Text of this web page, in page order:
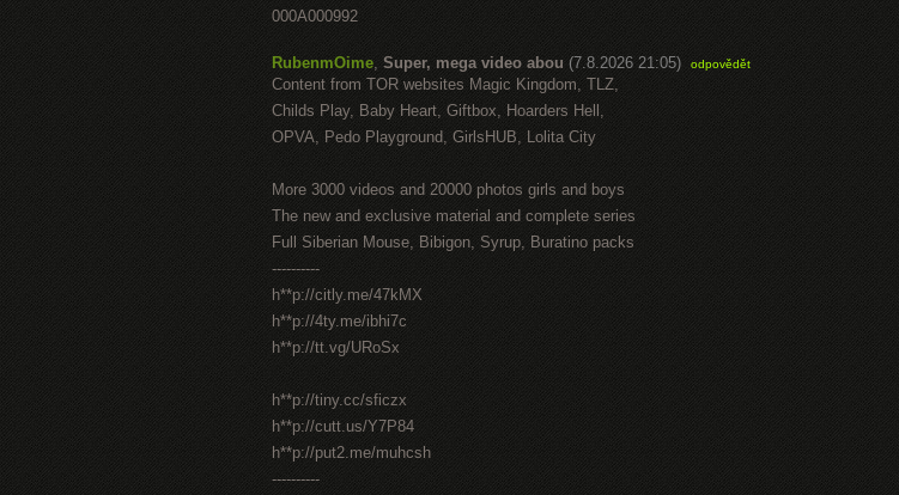
000A000992
RubenmOime, Super, mega video abou (7.8.2026 21:05) odpovědět
Content from TOR websites Magic Kingdom, TLZ,
Childs Play, Baby Heart, Giftbox, Hoarders Hell,
OPVA, Pedo Playground, GirlsHUB, Lolita City
More 3000 videos and 20000 photos girls and boys
The new and exclusive material and complete series
Full Siberian Mouse, Bibigon, Syrup, Buratino packs
----------
h**p://citly.me/47kMX
h**p://4ty.me/ibhi7c
h**p://tt.vg/URoSx
h**p://tiny.cc/sficzx
h**p://cutt.us/Y7P84
h**p://put2.me/muhcsh
----------